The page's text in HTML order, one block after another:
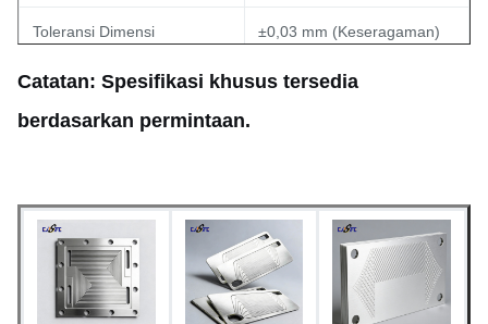
Toleransi Dimensi ±0,03 mm (Keseragaman)
Pembuatan prototipe cepat
dipasivasi, atau khusus
MOQ Bisa dinegosiasikan
Catatan: Spesifikasi khusus tersedia
berdasarkan permintaan.